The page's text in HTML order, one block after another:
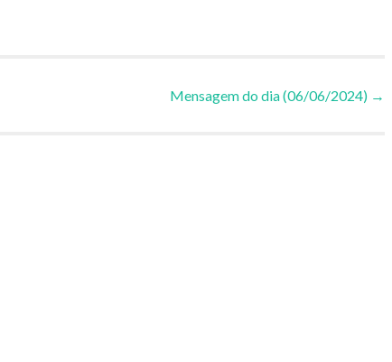
Mensagem do dia (06/06/2024) →